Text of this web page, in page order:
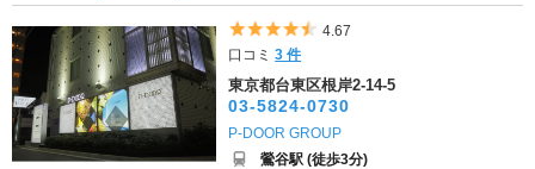
5つ星のうち4.5
4.67
口コミ3 件
東京都台東区根岸2-14-5
03-5824-0730
P-DOOR GROUP
鶯谷駅 (徒歩3分)